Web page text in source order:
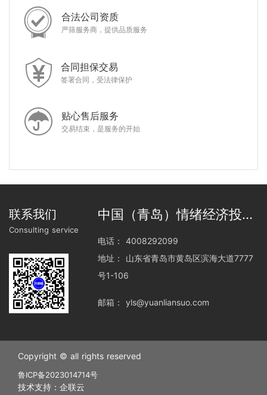
合法公司资质
严筛服务商，提供品质服务
合同担保交易
签署合同，受法律保护
贴心售后服务
交易结束，是服务的开始
联系我们
Consulting service
中国（青岛）情绪经济投资博览会
电话：
4008292099
地址：
山东省青岛市黄岛区滨海大道7777
号1-106
邮箱： yls@yuanliansuo.com
Copyright © all rights reserved
鲁ICP备2023014714号
技术支持：企联云